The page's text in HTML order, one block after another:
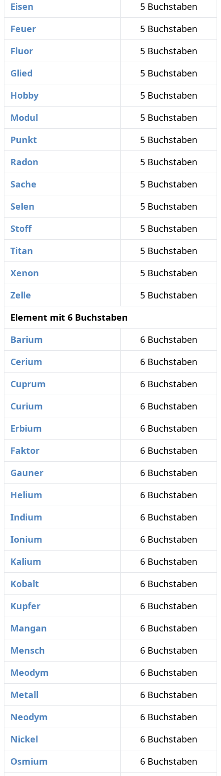
Eisen
5 Buchstaben
Feuer
5 Buchstaben
Fluor
5 Buchstaben
Glied
5 Buchstaben
Hobby
5 Buchstaben
Modul
5 Buchstaben
Punkt
5 Buchstaben
Radon
5 Buchstaben
Sache
5 Buchstaben
Selen
5 Buchstaben
Stoff
5 Buchstaben
Titan
5 Buchstaben
Xenon
5 Buchstaben
Zelle
5 Buchstaben
Element mit 6 Buchstaben
Barium
6 Buchstaben
Cerium
6 Buchstaben
Cuprum
6 Buchstaben
Curium
6 Buchstaben
Erbium
6 Buchstaben
Faktor
6 Buchstaben
Gauner
6 Buchstaben
Helium
6 Buchstaben
Indium
6 Buchstaben
Ionium
6 Buchstaben
Kalium
6 Buchstaben
Kobalt
6 Buchstaben
Kupfer
6 Buchstaben
Mangan
6 Buchstaben
Mensch
6 Buchstaben
Meodym
6 Buchstaben
Metall
6 Buchstaben
Neodym
6 Buchstaben
Nickel
6 Buchstaben
Osmium
6 Buchstaben